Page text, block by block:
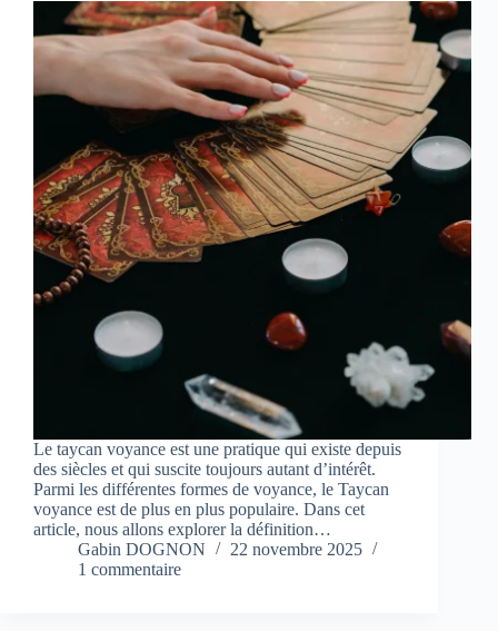
Le taycan voyance est une pratique qui existe depuis
des siècles et qui suscite toujours autant d’intérêt.
Parmi les différentes formes de voyance, le Taycan
voyance est de plus en plus populaire. Dans cet
article, nous allons explorer la définition…
Gabin DOGNON
22 novembre 2025
1 commentaire